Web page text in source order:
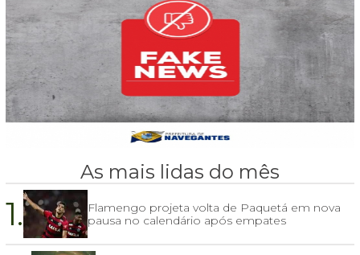
As mais lidas do mês
1.
Flamengo projeta volta de Paquetá em nova
pausa no calendário após empates